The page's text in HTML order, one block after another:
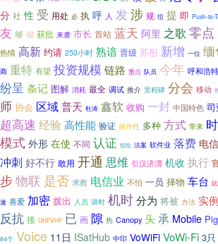
分 社 性 受 用处 必 执 呼 人 发 涉 规 组 提 即 Push-to-
友 够 假 获批 来袭 市长 首站 蓝天 阿里 之歌 零点
热情 高新 约请 250小时 熟谙 晋级 苏彤 新增 一位 缅
商 重特 有望 投资规模 链路 重点 队员 今年 呼和浩特
纷呈 条记 图解 消耗 最全 调试 推介 里程碑 分会 移动
师 协会 区域普天 杜涛 鑫软 收购 一封 中国特色 司
超高速 经验 高性能 验证 操作性 多种 方式 带来
模式外形 在使 不同 认证 惊险 法案 软件业 落费 电
冲刺 好不行 敢用 开通 思维 引汉济渭 机收 执行
步物联 是否 求救 电信业 不怕 一员 择物 车台
速 喜爱 加密 拨出 人员 讲时 机时分为 将被 办法 实例
反抗 接 UHFVHF 已 画 隙 热 Canopy 头 承 Mobile
84个 Voice 11日 ISatHub 中印 VoWiFi VoWi-Fi 3只